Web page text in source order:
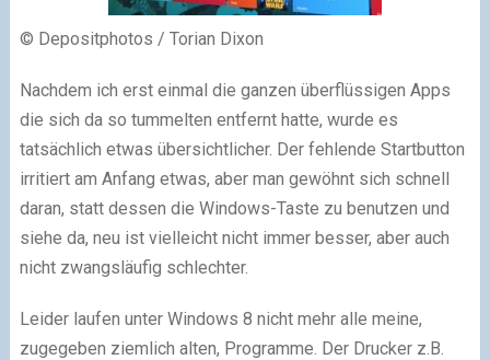
© Depositphotos / Torian Dixon
Nachdem ich erst einmal die ganzen überflüssigen Apps
die sich da so tummelten entfernt hatte, wurde es
tatsächlich etwas übersichtlicher. Der fehlende Startbutton
irritiert am Anfang etwas, aber man gewöhnt sich schnell
daran, statt dessen die Windows-Taste zu benutzen und
siehe da, neu ist vielleicht nicht immer besser, aber auch
nicht zwangsläufig schlechter.
Leider laufen unter Windows 8 nicht mehr alle meine,
zugegeben ziemlich alten, Programme. Der Drucker z.B.